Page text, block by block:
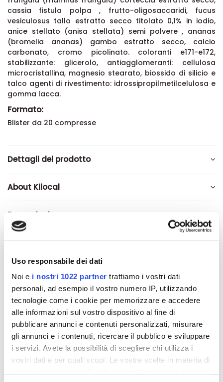
Uso responsabile dei dati
Noi e i nostri 1022 partner trattiamo i vostri dati
personali, ad esempio il vostro numero IP, utilizzando
tecnologie come i cookie per memorizzare e accedere
alle informazioni sul vostro dispositivo al fine di
pubblicare annunci e contenuti personalizzati, misurare
gli annunci e i contenuti, ricercare il pubblico e sviluppare
i servizi. Avete la possibilità di scegliere chi utilizza i
vostri dati e per quali scopi. Le vostre scelte in materia di
cassia fistula polpa , frutto-oligosaccaridi, fucus
vesiculosus tallo estratto secco titolato 0,1% in iodio,
anice stellato (anisa stellata) semi polvere , ananas
(bromelia ananas) gambo estratto secco, calcio
carbonato, cromo picolinato. coloranti e171-e172,
stabilizzante: glicerolo, antiagglomeranti: cellulosa
microcristallina, magnesio stearato, biossido di silicio e
talco agenti di rivestimento: idrossipropilmetilcelulosa e
gomma lacca.
Formato:
Blister da 20 compresse
Dettagli del prodotto
About Kilocal
Recensioni
Altri prodotti che potrebbero
interessarti
-42% -42%